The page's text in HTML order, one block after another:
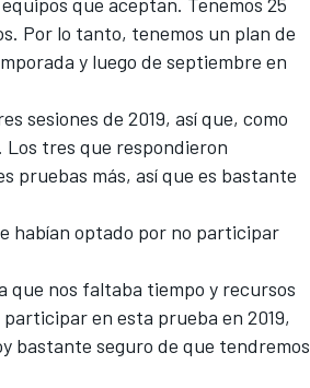
Por lo tanto, tenemos un plan de
y luego de septiembre en
sesiones de 2019, así que, como
tres que respondieron
pruebas más, así que es bastante
habían optado por no participar
que nos faltaba tiempo y recursos
en esta prueba en 2019,
bastante seguro de que tendremos